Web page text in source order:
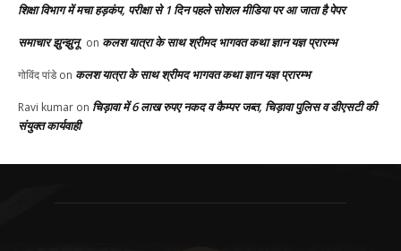
शिक्षा विभाग में मचा हड़कंप, परीक्षा से 1 दिन पहले सोशल मीडिया पर आ जाता है पेपर
समाचार झुन्झुनू on कलश यात्रा के साथ श्रीमद भागवत कथा ज्ञान यज्ञ प्रारम्भ
गोविंद पांडेon कलश यात्रा के साथ श्रीमद भागवत कथा ज्ञान यज्ञ प्रारम्भ
Ravi kumar on चिड़ावा में 6 लाख रुपए नकद व कैम्पर जब्त, चिड़ावा पुलिस व डीएसटी की
संयुक्त कार्यवाही